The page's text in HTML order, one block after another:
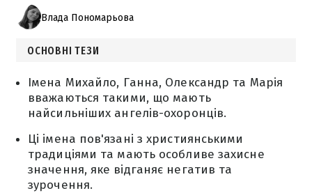
Влада Пономарьова
ОСНОВНІ ТЕЗИ
Імена Михайло, Ганна, Олександр та Марія
вважаються такими, що мають
найсильніших ангелів-охоронців.
Ці імена пов'язані з християнськими
традиціями та мають особливе захисне
значення, яке відганяє негатив та
зурочення.